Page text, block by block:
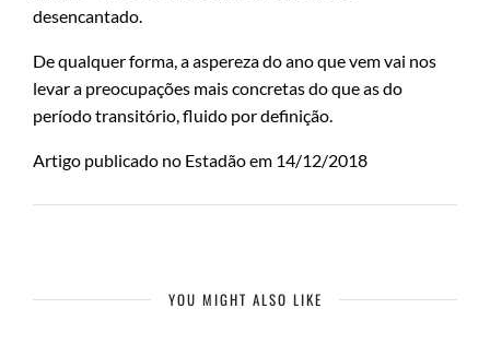
desencantado.
De qualquer forma, a aspereza do ano que vem vai nos
levar a preocupações mais concretas do que as do
período transitório, fluido por definição.
Artigo publicado no Estadão em 14/12/2018
YOU MIGHT ALSO LIKE